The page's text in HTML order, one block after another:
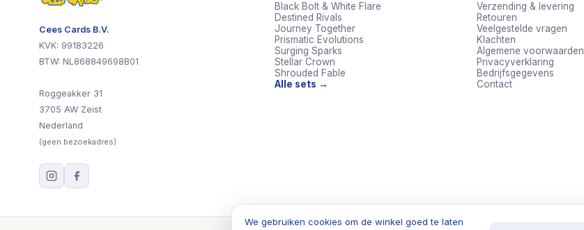
Cees Cards B.V.
KVK: 99183226
BTW: NL868849698B01
Roggeakker 31
3705 AW Zeist
Nederland
(geen bezoekadres)
Black Bolt & White Flare
Destined Rivals
Journey Together
Prismatic Evolutions
Surging Sparks
Stellar Crown
Shrouded Fable
Alle sets →
Verzending & levering
Retouren
Veelgestelde vragen
Klachten
Algemene voorwaarden
Privacyverklaring
Bedrijfsgegevens
Contact
We gebruiken cookies om de winkel goed te laten